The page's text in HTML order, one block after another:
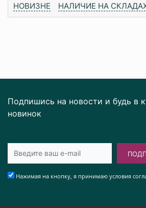
НОВИЗНЕ
НАЛИЧИЕ НА
Подпишись на новости и будь в
новинок
Нажимая на кнопку, я принимаю условия